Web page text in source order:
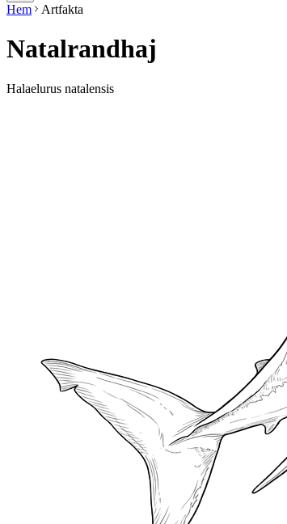
Hem Artfakta
Natalrandhaj
Halaelurus natalensis